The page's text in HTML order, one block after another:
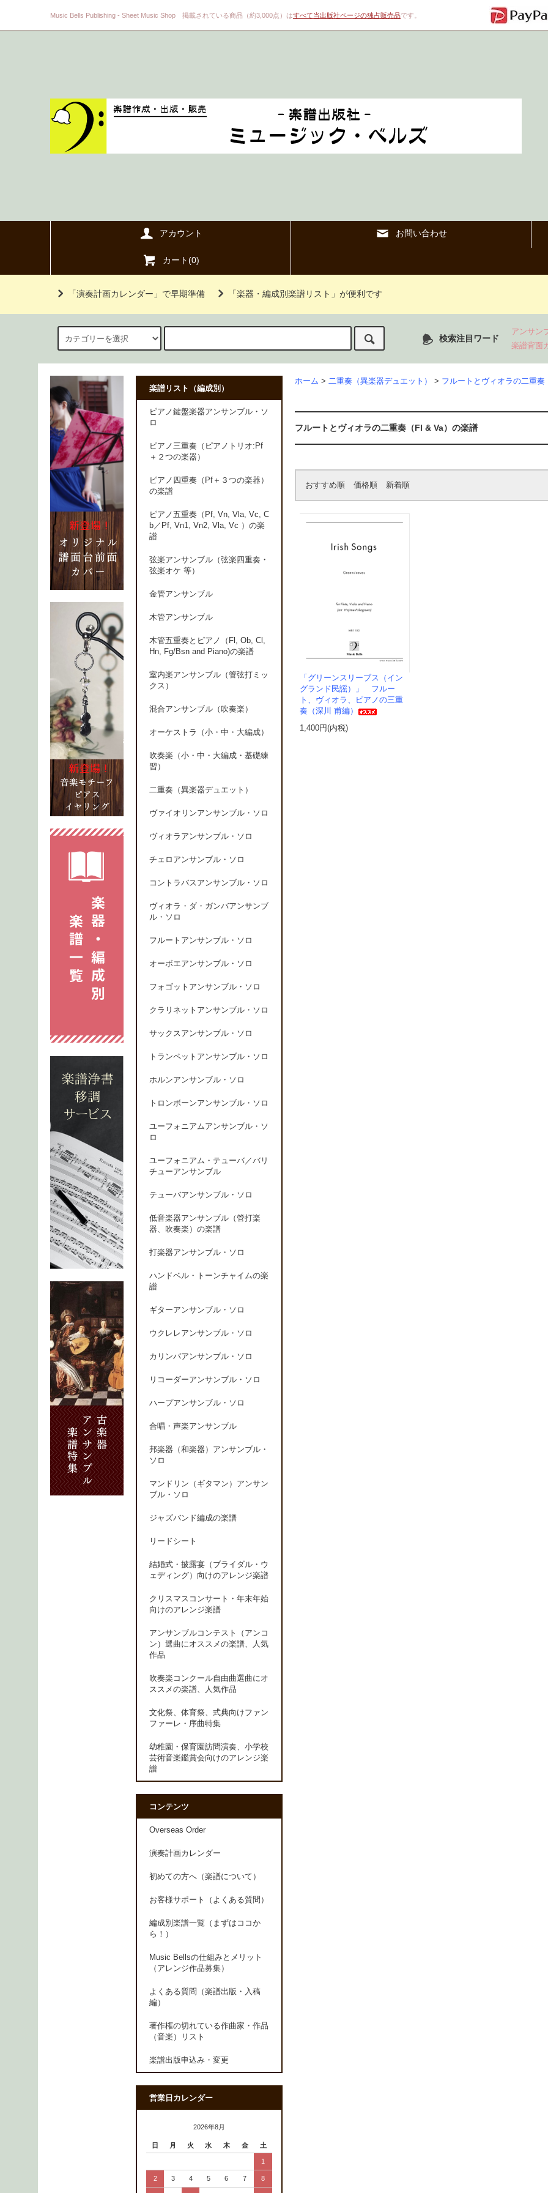
Music Bells Publishing - Sheet Music Shop 掲載されている商品（約3,000点）はすべて当出版社ページの独占販売品です。
アカウント お問い合わせ
カート(0)
「演奏計画カレンダー」で早期準備 「楽器・編成別楽譜リスト」が便利です
検索注目ワード
アンサン
楽譜背面
ホーム > 二重奏（異楽器デュエット） > フルートとヴィオラの二重
フルートとヴィオラの二重奏（Fl & Va）の楽譜
おすすめ順 価格順 新着順
「グリーンスリーブス（イン
グランド民謡）」 フルー
ト、ヴィオラ、ピアノの三重
奏（深川 甫編）
1,400円(内税)
楽譜リスト（編成別）
ピアノ鍵盤楽器アンサンブル・ソ
ロ
ピアノ三重奏（ピアノトリオ:Pf
＋２つの楽器）
ピアノ四重奏（Pf＋３つの楽器）
の楽譜
ピアノ五重奏（Pf, Vn, Vla, Vc, C
b／Pf, Vn1, Vn2, Vla, Vc ）の楽
譜
弦楽アンサンブル（弦楽四重奏・
弦楽オケ 等）
金管アンサンブル
木管アンサンブル
木管五重奏とピアノ（Fl, Ob, Cl,
Hn, Fg/Bsn and Piano)の楽譜
室内楽アンサンブル（管弦打ミッ
クス）
混合アンサンブル（吹奏楽）
オーケストラ（小・中・大編成）
吹奏楽（小・中・大編成・基礎練
習）
二重奏（異楽器デュエット）
ヴァイオリンアンサンブル・ソロ
ヴィオラアンサンブル・ソロ
チェロアンサンブル・ソロ
コントラバスアンサンブル・ソロ
ヴィオラ・ダ・ガンバアンサンブ
ル・ソロ
フルートアンサンブル・ソロ
オーボエアンサンブル・ソロ
フォゴットアンサンブル・ソロ
クラリネットアンサンブル・ソロ
サックスアンサンブル・ソロ
トランペットアンサンブル・ソロ
ホルンアンサンブル・ソロ
トロンボーンアンサンブル・ソロ
ユーフォニアムアンサンブル・ソ
ロ
ユーフォニアム・テューバ／バリ
チューアンサンブル
テューバアンサンブル・ソロ
低音楽器アンサンブル（管打楽
器、吹奏楽）の楽譜
打楽器アンサンブル・ソロ
ハンドベル・トーンチャイムの楽
譜
ギターアンサンブル・ソロ
ウクレレアンサンブル・ソロ
カリンバアンサンブル・ソロ
リコーダーアンサンブル・ソロ
ハープアンサンブル・ソロ
合唱・声楽アンサンブル
邦楽器（和楽器）アンサンブル・
ソロ
マンドリン（ギタマン）アンサン
ブル・ソロ
ジャズバンド編成の楽譜
リードシート
結婚式・披露宴（ブライダル・ウ
ェディング）向けのアレンジ楽譜
クリスマスコンサート・年末年始
向けのアレンジ楽譜
アンサンブルコンテスト（アンコ
ン）選曲にオススメの楽譜、人気
作品
吹奏楽コンクール自由曲選曲にオ
ススメの楽譜、人気作品
文化祭、体育祭、式典向けファン
ファーレ・序曲特集
幼稚園・保育園訪問演奏、小学校
芸術音楽鑑賞会向けのアレンジ楽
譜
コンテンツ
Overseas Order
演奏計画カレンダー
初めての方へ（楽譜について）
お客様サポート（よくある質問）
編成別楽譜一覧（まずはココか
ら！）
Music Bellsの仕組みとメリット
（アレンジ作品募集）
よくある質問（楽譜出版・入稿
編）
著作権の切れている作曲家・作品
（音楽）リスト
楽譜出版申込み・変更
営業日カレンダー
2026年8月
日 月 火 水 木 金 土
1
2 3 4 5 6 7 8